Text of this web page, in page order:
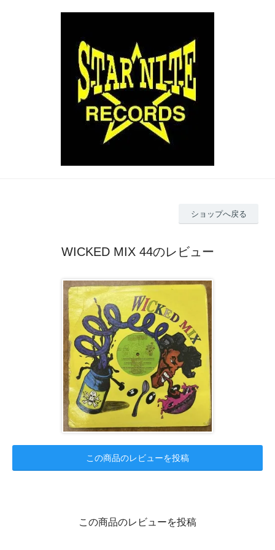
ショップへ戻る
WICKED MIX 44のレビュー
この商品のレビューを投稿
この商品のレビューを投稿